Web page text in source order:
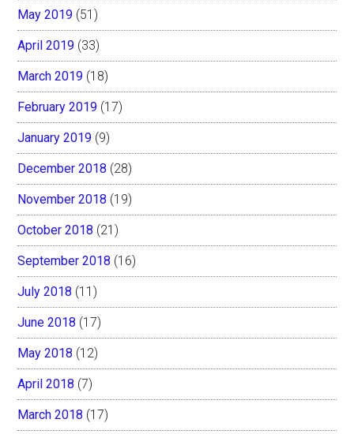
May 2019 (51)
April 2019 (33)
March 2019 (18)
February 2019 (17)
January 2019 (9)
December 2018 (28)
November 2018 (19)
October 2018 (21)
September 2018 (16)
July 2018 (11)
June 2018 (17)
May 2018 (12)
April 2018 (7)
March 2018 (17)